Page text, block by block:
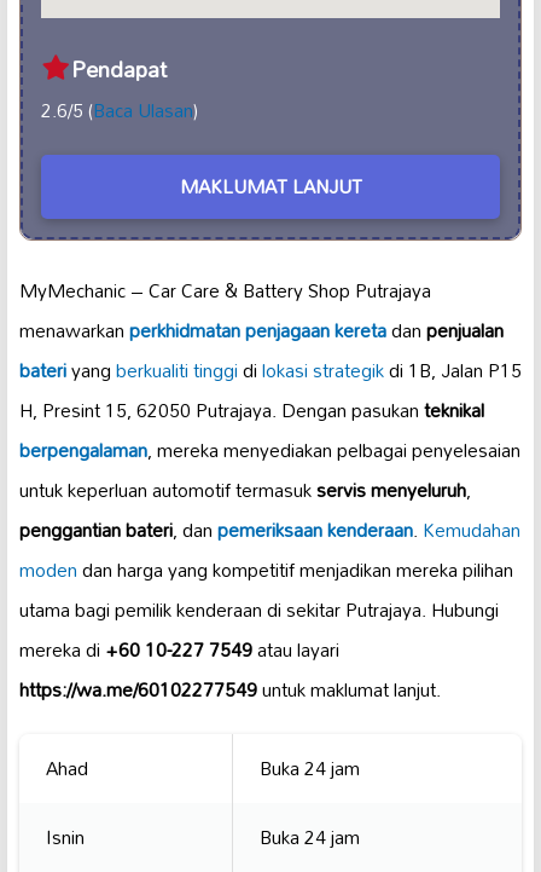
Pendapat
2.6/5 (Baca Ulasan)
MAKLUMAT LANJUT
MyMechanic – Car Care & Battery Shop Putrajaya
menawarkanperkhidmatan penjagaan keretadanpenjualan
bateriyangberkualiti tinggidilokasi strategikdi 1B, Jalan P15
H, Presint 15, 62050 Putrajaya. Dengan pasukanteknikal
berpengalaman, mereka menyediakan pelbagai penyelesaian
untuk keperluan automotif termasukservis menyeluruh,
penggantian bateri, danpemeriksaan kenderaan.Kemudahan
modendan harga yang kompetitif menjadikan mereka pilihan
utama bagi pemilik kenderaan di sekitar Putrajaya. Hubungi
mereka di+60 10-227 7549atau layari
https://wa.me/60102277549untuk maklumat lanjut.
Ahad
Buka 24 jam
Isnin
Buka 24 jam